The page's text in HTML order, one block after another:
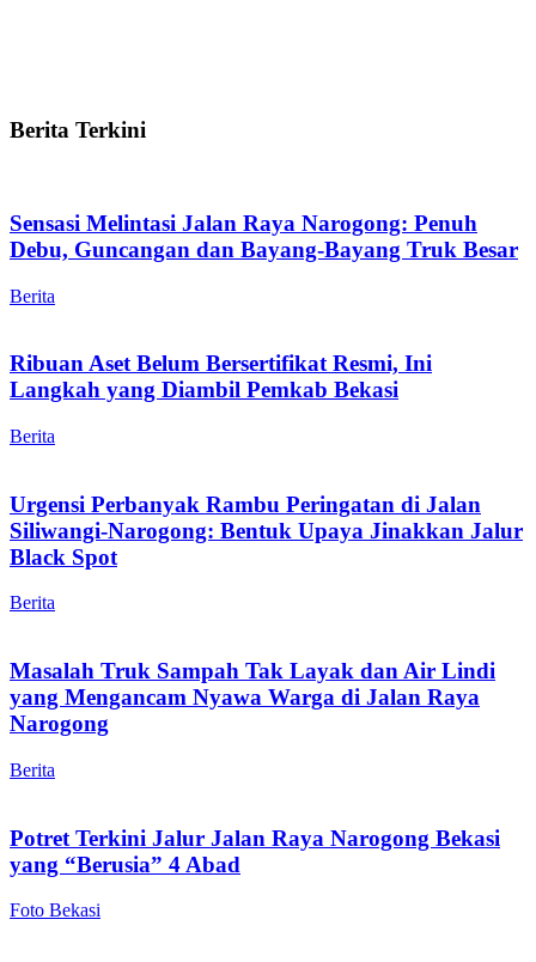
Berita Terkini
Sensasi Melintasi Jalan Raya Narogong: Penuh
Debu, Guncangan dan Bayang-Bayang Truk Besar
Berita
Ribuan Aset Belum Bersertifikat Resmi, Ini
Langkah yang Diambil Pemkab Bekasi
Berita
Urgensi Perbanyak Rambu Peringatan di Jalan
Siliwangi-Narogong: Bentuk Upaya Jinakkan Jalur
Black Spot
Berita
Masalah Truk Sampah Tak Layak dan Air Lindi
yang Mengancam Nyawa Warga di Jalan Raya
Narogong
Berita
Potret Terkini Jalur Jalan Raya Narogong Bekasi
yang “Berusia” 4 Abad
Foto Bekasi